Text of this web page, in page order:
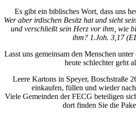
Es gibt ein biblisches Wort, dass uns
Wer aber irdischen Besitz hat und sieht
und verschließt sein Herz vor ihm, wie
ihm? 1.Joh. 3,17
Lasst uns gemeinsam den Menschen
heute schlechter geht
Leere Kartons in Speyer, Boschstraße
einkaufen, füllen und wieder
Viele Gemeinden der FECG beteiligen
dort finden Sie die